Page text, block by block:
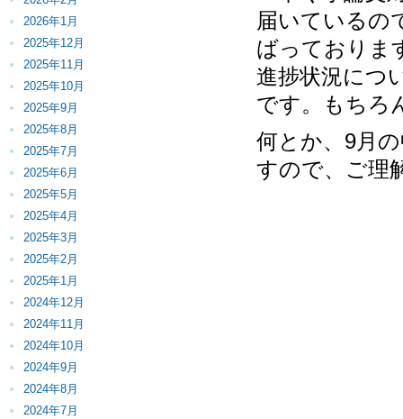
2026年1月
2025年12月
2025年11月
2025年10月
2025年9月
2025年8月
2025年7月
2025年6月
2025年5月
2025年4月
2025年3月
2025年2月
2025年1月
2024年12月
2024年11月
2024年10月
2024年9月
2024年8月
2024年7月
届いているの
ばっておりま
進捗状況につ
です。もちろ
何とか、9月
すので、ご理